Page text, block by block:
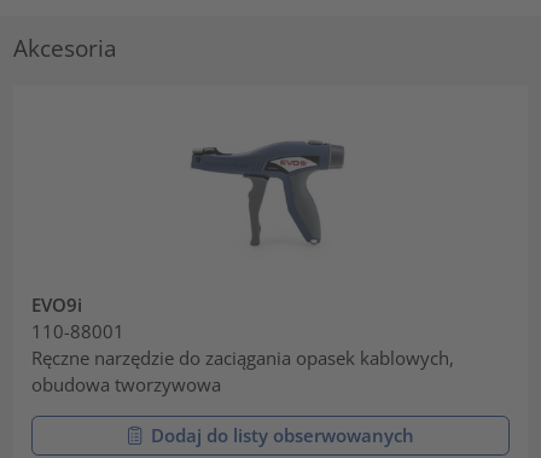
Akcesoria
EVO9i
110-88001
Ręczne narzędzie do zaciągania opasek kablowych,
obudowa tworzywowa
Dodaj do listy obserwowanych